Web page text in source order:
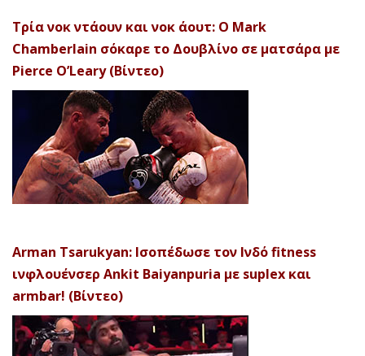
Τρία νοκ ντάουν και νοκ άουτ: Ο Mark
Chamberlain σόκαρε το Δουβλίνο σε ματσάρα με
Pierce O’Leary (Βίντεο)
Arman Tsarukyan: Ισοπέδωσε τον Ινδό fitness
ινφλουένσερ Ankit Baiyanpuria με suplex και
armbar! (Βίντεο)